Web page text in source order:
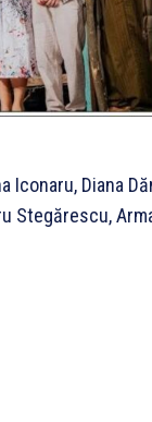
Iconaru, Diana
Stegărescu,